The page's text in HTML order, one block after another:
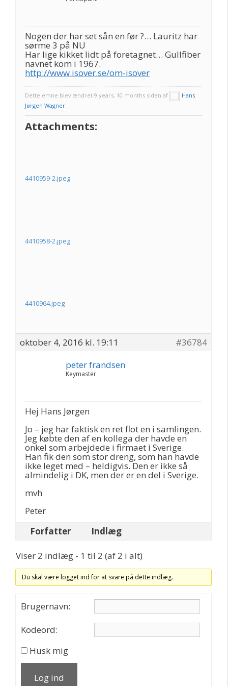
Nogen der har set sån en før ?… Lauritz har
sørme 3 på NU
Har lige kikket lidt på foretagnet… Gullfiber
navnet kom i 1967.
http://www.isover.se/om-isover
Dette emne blev ændret 9 years, 10 months siden af
Hans
Jørgen Wagner.
Attachments:
4410959-2.jpeg
4410958-2.jpeg
4410964.jpeg
oktober 4, 2016 kl. 19:11
#36784
peter frandsen
Keymaster
Hej Hans Jørgen
Jo – jeg har faktisk en ret flot en i samlingen.
Jeg købte den af en kollega der havde en
onkel som arbejdede i firmaet i Sverige.
Han fik den som stor dreng, som han havde
ikke leget med – heldigvis. Den er ikke så
almindelig i DK, men der er en del i Sverige.
mvh
Peter
Forfatter
Indlæg
Viser 2 indlæg - 1 til 2 (af 2 i alt)
Du skal være logget ind for at svare på dette indlæg.
Brugernavn:
Kodeord:
Husk mig
Log ind